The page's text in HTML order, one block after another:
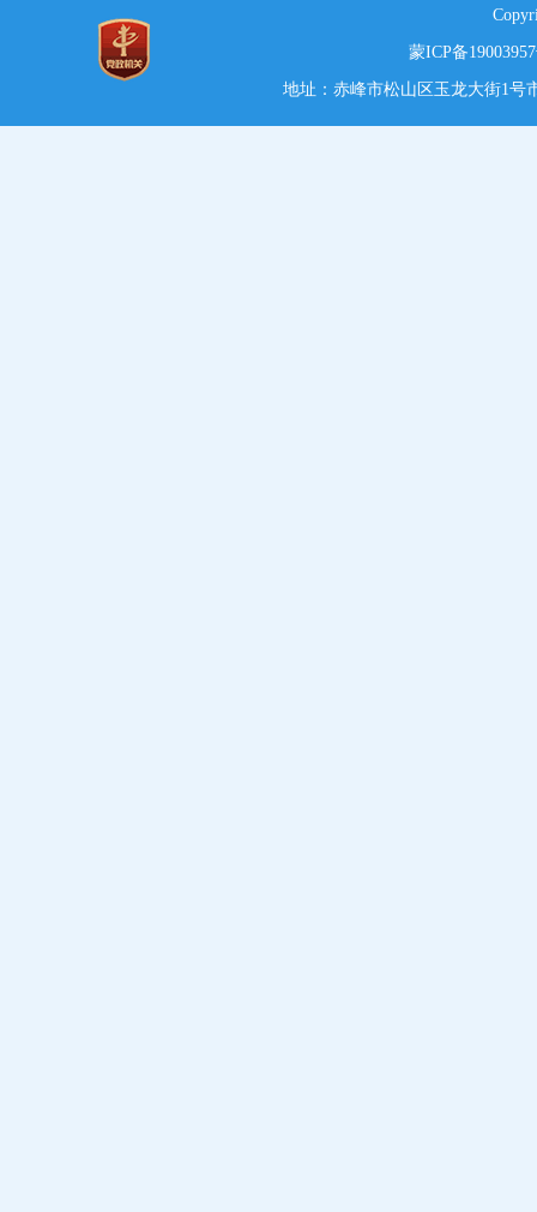
蒙ICP备
地址：赤峰市松山区玉龙大街1号